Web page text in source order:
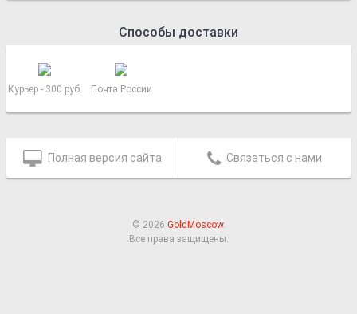
Способы доставки
Курьер - 300 руб. Почта России
Полная версия сайта Связаться с нами
© 2026 GoldMoscow.
Все права защищены.